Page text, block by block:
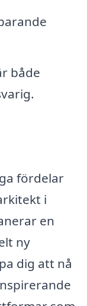
både
fördelar
i
en
ny
dig att nå